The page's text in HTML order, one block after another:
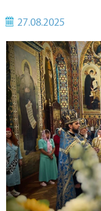
27.08.2025